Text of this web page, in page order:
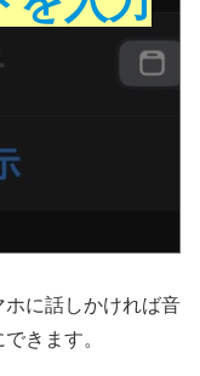
に話しかければ音
きます。